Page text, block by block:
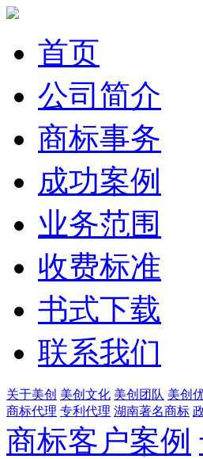
首页
公司简介
商标事务
成功案例
业务范围
收费标准
书式下载
联系我们
关于美创 美创文化 美创团队 美创
商标代理 专利代理 湖南著名商标
商标客户案例